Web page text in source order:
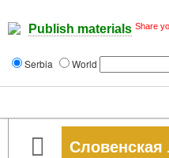
Publish materials Share
Serbia World
Словенская